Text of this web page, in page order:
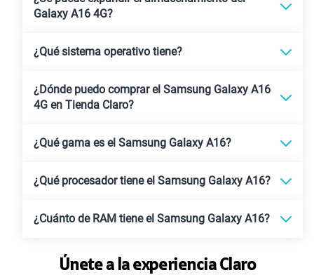
Galaxy A16 4G?
¿Qué sistema operativo tiene?
¿Dónde puedo comprar el Samsung Galaxy A16
4G en Tienda Claro?
¿Qué gama es el Samsung Galaxy A16?
¿Qué procesador tiene el Samsung Galaxy A16?
¿Cuánto de RAM tiene el Samsung Galaxy A16?
Únete a la experiencia Claro